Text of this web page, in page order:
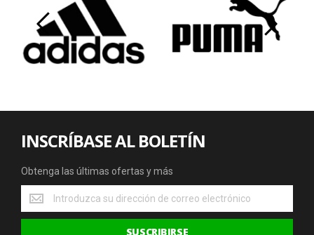
‹ ›
INSCRÍBASE AL BOLETÍN
Obtenga las últimas ofertas y más
Obtenga
las
últimas
SUSCRIBIRSE